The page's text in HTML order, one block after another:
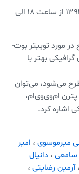
این جلسه در روز چهار‌شنبه مورخ ۱۴ تیرماه ۱۳۹۱ از ساعت ۱۸ الی
مورد توییتر بوت-
بهتر با
می‌شود، می‌توان
پترن‌ ام‌وی‌وی‌ام،
اشاره کرد.
میرموسوی ، امیر
سامعی ، دانیال
،آرمین رضایتی ،